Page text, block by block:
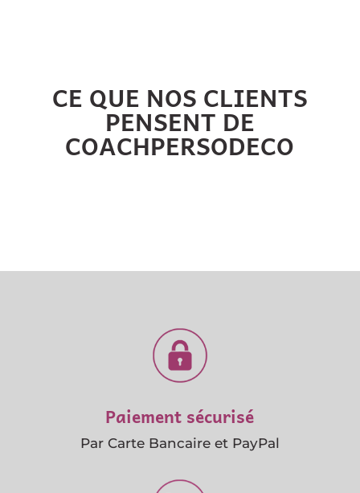
CE QUE NOS CLIENTS
PENSENT DE
COACHPERSODECO
Paiement sécurisé
Par Carte Bancaire et PayPal